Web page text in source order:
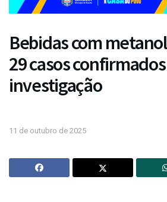
Bebidas com
29 casos
investigação
11 de outubro de 2025